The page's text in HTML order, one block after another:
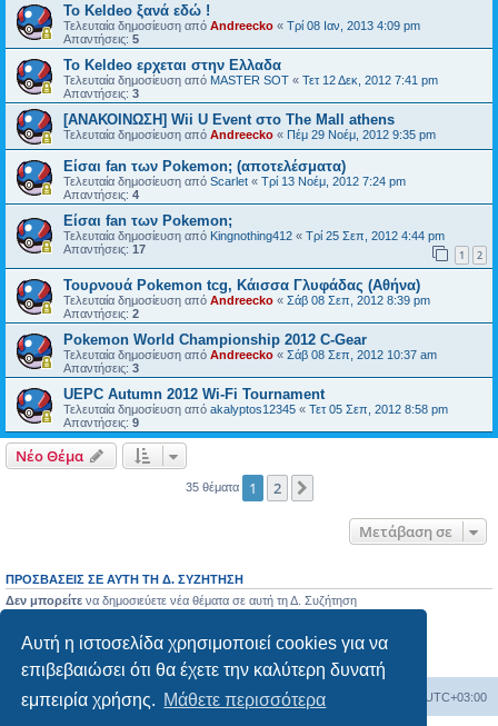
Αυτή η ιστοσελίδα χρησιμοποιεί cookies για να
επιβεβαιώσει ότι θα έχετε την καλύτερη δυνατή
εμπειρία χρήσης. Μάθετε περισσότερα
Το Keldeo ξανά εδώ !
Τελευταία δημοσίευση από Andreecko « Τρί 08 Ιαν, 2013 4:09 pm
Απαντήσεις: 5
Το Keldeo ερχεται στην Ελλαδα
Τελευταία δημοσίευση από MASTER SOT « Τετ 12 Δεκ, 2012 7:41 pm
Απαντήσεις: 3
[ΑΝΑΚΟΙΝΩΣΗ] Wii U Event στο The Mall athens
Τελευταία δημοσίευση από Andreecko « Πέμ 29 Νοέμ, 2012 9:35 pm
Είσαι fan των Pokemon; (αποτελέσματα)
Τελευταία δημοσίευση από Scarlet « Τρί 13 Νοέμ, 2012 7:24 pm
Απαντήσεις: 4
Είσαι fan των Pokemon;
Τελευταία δημοσίευση από Kingnothing412 « Τρί 25 Σεπ, 2012 4:44 pm
Απαντήσεις: 17 1 2
Τουρνουά Pokemon tcg, Κάισσα Γλυφάδας (Αθήνα)
Τελευταία δημοσίευση από Andreecko « Σάβ 08 Σεπ, 2012 8:39 pm
Απαντήσεις: 2
Pokemon World Championship 2012 C-Gear
Τελευταία δημοσίευση από Andreecko « Σάβ 08 Σεπ, 2012 10:37 am
Απαντήσεις: 3
UEPC Autumn 2012 Wi-Fi Tournament
Τελευταία δημοσίευση από akalyptos12345 « Τετ 05 Σεπ, 2012 8:58 pm
Απαντήσεις: 9
Νέο Θέμα
35 θέματα 1 2
Μετάβαση σε
ΠΡΟΣΒΆΣΕΙΣ ΣΕ ΑΥΤΉ ΤΗ Δ. ΣΥΖΉΤΗΣΗ
Δεν μπορείτε να δημοσιεύετε νέα θέματα σε αυτή τη Δ. Συζήτηση
Δεν μπορείτε
να επεξεργάζεστε τις δημοσιεύσεις σας σε αυτή τη Δ. Συζήτηση
Δεν μπορείτενα διαγράφετε τις δημοσιεύσεις σας σε αυτή τη Δ. Συζήτηση
Δεν μπορείτενα επισυνάπτετε αρχεία σε αυτή τη Δ. Συζήτηση
Ευρετήριο Δ. Συζήτησης Όλοι οι χρόνοι είναι UTC+03:00